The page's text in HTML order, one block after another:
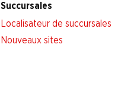
Succursales
Localisateur de succursales
Nouveaux sites